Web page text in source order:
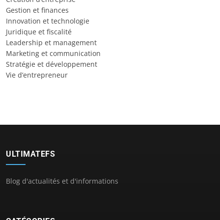
Gestion et finances
Innovation et technologie
Juridique et fiscalité
Leadership et management
Marketing et communication
Stratégie et développement
Vie d’entrepreneur
ULTIMATEFS
Blog d'actualités et d'informations